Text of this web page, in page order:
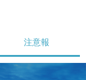
注意報